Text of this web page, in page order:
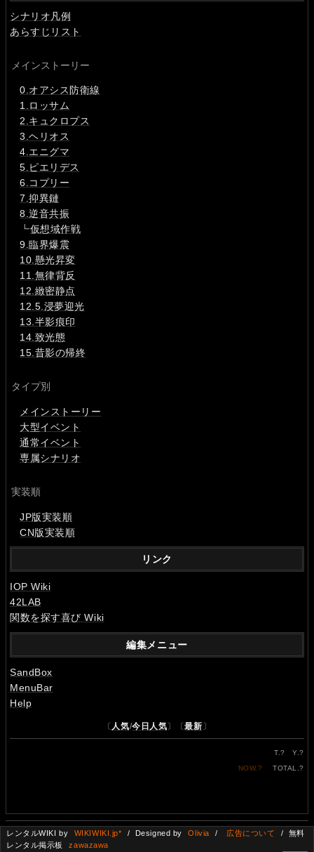
シナリオ凡例
あらすじリスト
メインストーリー
0.オアシス防衛線
1.ロッサム
2.キュクロプス
3.ヘリオス
4.エニグマ
5.ピエリデス
6.コプリー
7.抑異鏈
8.逆音共振
┗仮想域作戦
9.臨界爆震
10.懸光昇変
11.無律背反
12.緻密静点
12.5.浸夢迎光
13.半影痕印
14.致光態
15.昔影の帰終
タイプ別
メインストーリー
大型イベント
通常イベント
専属シナリオ
実装順
JP版実装順
CN版実装順
リンク
IOP Wiki
42LAB
関数を探す喜び Wiki
編集メニュー
SandBox
MenuBar
Help
〔 人気/今日人気〕〔最新〕
T.? Y.?
NOW.? TOTAL.?
レンタルWIKI by WIKIWIKI.jp* / Designed by Olivia / 広告について
/ 無料
レンタル掲示板
zawazawa